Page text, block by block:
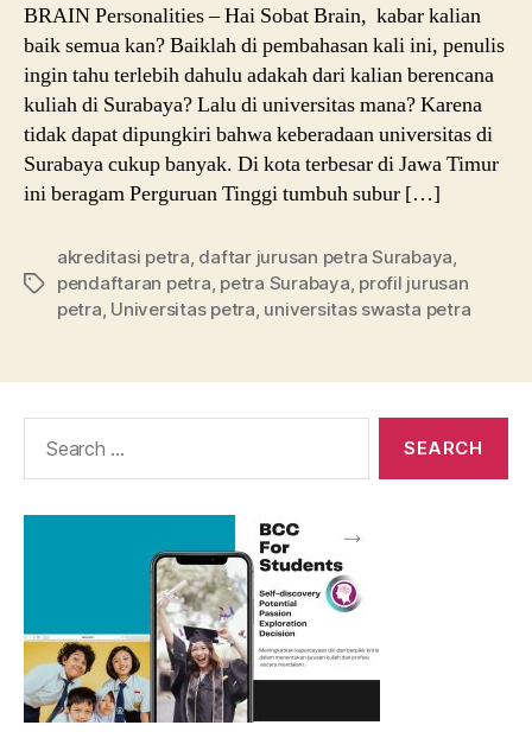
BRAIN Personalities – Hai Sobat Brain, kabar kalian
baik semua kan? Baiklah di pembahasan kali ini, penulis
ingin tahu terlebih dahulu adakah dari kalian berencana
kuliah di Surabaya? Lalu di universitas mana? Karena
tidak dapat dipungkiri bahwa keberadaan universitas di
Surabaya cukup banyak. Di kota terbesar di Jawa Timur
ini beragam Perguruan Tinggi tumbuh subur […]
Tags
akreditasi petra daftar jurusan petra Surabaya
pendaftaran petra petra Surabaya profil jurusan
petra Universitas petra universitas swasta petra